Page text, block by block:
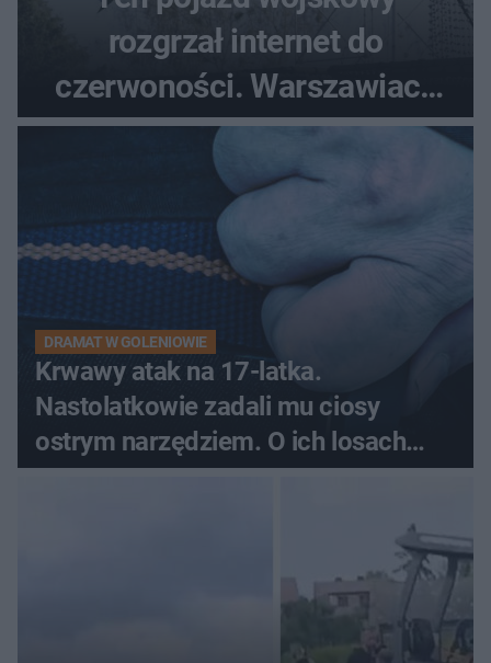
rozgrzał internet do
czerwoności. Warszawiacy
pytali, czy to Mad Max!
DRAMAT W GOLENIOWIE
Krwawy atak na 17-latka.
Nastolatkowie zadali mu ciosy
ostrym narzędziem. O ich losach
zdecyduje sąd rodzinny